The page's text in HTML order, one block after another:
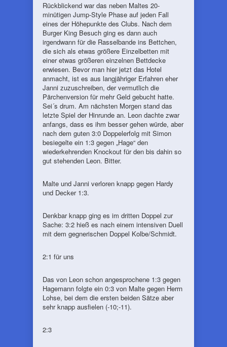
Rückblickend war das neben Maltes 20-
minütigen Jump-Style Phase auf jeden Fall
eines der Höhepunkte des Clubs. Nach dem
Burger King Besuch ging es dann auch
irgendwann für die Rasselbande ins Bettchen,
die sich als etwas größere Einzelbetten mit
einer etwas größeren einzelnen Bettdecke
erwiesen. Bevor man hier jetzt das Hotel
anmacht, ist es aus langjähriger Erfahren eher
Janni zuzuschreiben, der vermutlich die
Pärchenversion für mehr Geld gebucht hatte.
Sei´s drum. Am nächsten Morgen stand das
letzte Spiel der Hinrunde an. Leon dachte zwar
anfangs, dass es ihm besser gehen würde, aber
nach dem guten 3:0 Doppelerfolg mit Simon
besiegelte ein 1:3 gegen „Hage“ den
wiederkehrenden Knockout für den bis dahin so
gut stehenden Leon. Bitter.
Malte und Janni verloren knapp gegen Hardy
und Decker 1:3.
Denkbar knapp ging es im dritten Doppel zur
Sache: 3:2 hieß es nach einem intensiven Duell
mit dem gegnerischen Doppel Kolbe/Schmidt.
2:1 für uns
Das von Leon schon angesprochene 1:3 gegen
Hagemann folgte ein 0:3 von Malte gegen Herrn
Lohse, bei dem die ersten beiden Sätze aber
sehr knapp ausfielen (-10;-11).
2:3